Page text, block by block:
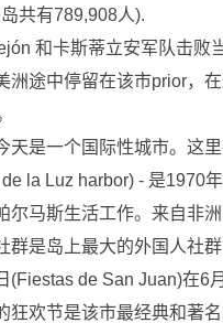
共有789,908人).
和卡斯蒂立安军队击败当
洲途中停留在该市prior，
是一个国际性城市。这里
la Luz harbor) - 是1970
尔马斯生活工作。来自非
群是岛上最大的外国人社
de San Juan)在6月
节是该市最经典和著名